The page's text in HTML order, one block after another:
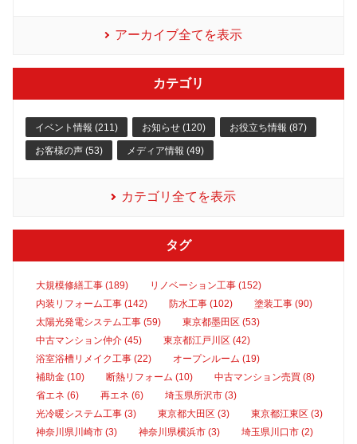
アーカイブ全てを表示
カテゴリ
イベント情報 (211) お知らせ (120) お役立ち情報 (87)
お客様の声 (53) メディア情報 (49)
カテゴリ全てを表示
タグ
大規模修繕工事 (189)
リノベーション工事 (152)
内装リフォーム工事 (142)
防水工事 (102)
塗装工事 (90)
太陽光発電システム工事 (59)
東京都墨田区 (53)
中古マンション仲介 (45)
東京都江戸川区 (42)
浴室浴槽リメイク工事 (22)
オープンルーム (19)
補助金 (10)
断熱リフォーム (10)
中古マンション売買 (8)
省エネ (6)
再エネ (6)
埼玉県所沢市 (3)
光冷暖システム工事 (3)
東京都大田区 (3)
東京都江東区 (3)
神奈川県川崎市 (3)
神奈川県横浜市 (3)
埼玉県川口市 (2)